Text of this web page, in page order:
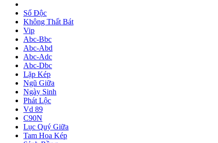
Số Độc
Không Thất Bát
Vip
Abc-Bbc
Abc-Abd
Abc-Adc
Abc-Dbc
Lặp Kép
Ngũ Giữa
Ngày Sinh
Phát Lộc
Vd 89
C90N
Lục Quý Giữa
Tam Hoa Kép